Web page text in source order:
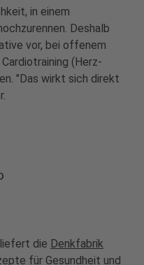
in einem
Deshalb
vor, bei offenem
(Herz-
"Das wirkt sich direkt
die Denkfabrik
für Gesundheit und